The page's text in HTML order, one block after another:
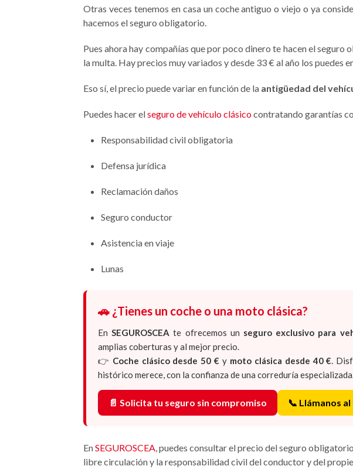
Otras veces tenemos en casa un coche antiguo o viejo o ya
hacemos el seguro obligatorio.
Pues ahora hay compañías que por poco dinero te hacen el
la multa. Hay precios muy variados y desde 33 € al año los puedes
Eso sí, el precio puede variar en función de la antigüedad del
Puedes hacer elseguro de vehículo clásicocontratando garantías
Responsabilidad civil obligatoria
Defensa jurídica
Reclamación daños
Seguro conductor
Asistencia en viaje
Lunas
🚗 ¿Tienes un coche o una moto clásica?
EnSEGUROSCEA te ofrecemos un seguro exclusivo para
amplias coberturas y al mejor precio.
👉 Coche clásico desde 50 € y moto clásica desde 40 €.
histórico merece, con la confianza de una correduría
📄 Solicita tu seguro sin compromiso 📞 Llámanos al
EnSEGUROSCEA, puedes consultar el precio del seguro
libre circulación y la responsabilidad civil del conductor y del